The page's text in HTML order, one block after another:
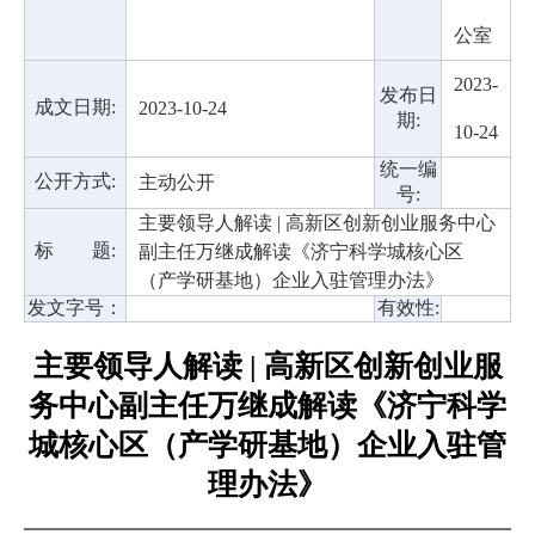
公室
成文日期: 2023-10-24
发布日
期:
2023-
10-24
公开方式: 主动公开
统一编
号:
标 题:
主要领导人解读 | 高新区创新创业服务中心
副主任万继成解读《济宁科学城核心区
（产学研基地）企业入驻管理办法》
发文字号：
有效性:
主要领导人解读 | 高新区创新创业服
务中心副主任万继成解读《济宁科学
城核心区（产学研基地）企业入驻管
理办法》